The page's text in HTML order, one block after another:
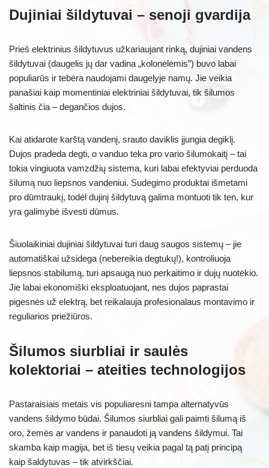
Dujiniai šildytuvai – senoji gvardija
Prieš elektrinius šildytuvus užkariaujant rinką, dujiniai vandens
šildytuvai (daugelis jų dar vadina „kolonėlėmis”) buvo labai
populiarūs ir tebėra naudojami daugelyje namų. Jie veikia
panašiai kaip momentiniai elektriniai šildytuvai, tik šilumos
šaltinis čia – degančios dujos.
Kai atidarote karštą vandenį, srauto daviklis įjungia degiklį.
Dujos pradeda degti, o vanduo teka pro vario šilumokaitį – tai
tokia vingiuota vamzdžių sistema, kuri labai efektyviai perduoda
šilumą nuo liepsnos vandeniui. Sudegimo produktai išmetami
pro dūmtraukį, todėl dujinį šildytuvą galima montuoti tik ten, kur
yra galimybė išvesti dūmus.
Šiuolaikiniai dujiniai šildytuvai turi daug saugos sistemų – jie
automatiškai užsidega (nebereikia degtukų!), kontroliuoja
liepsnos stabilumą, turi apsaugą nuo perkaitimo ir dujų nuotėkio.
Jie labai ekonomiški eksploatuojant, nes dujos paprastai
pigesnės už elektrą, bet reikalauja profesionalaus montavimo ir
reguliarios priežiūros.
Šilumos siurbliai ir saulės
kolektoriai – ateities technologijos
Pastaraisiais metais vis populiaresni tampa alternatyvūs
vandens šildymo būdai. Šilumos siurbliai gali paimti šilumą iš
oro, žemės ar vandens ir panaudoti ją vandens šildymui. Tai
skamba kaip magija, bet iš tiesų veikia pagal tą patį principą
kaip šaldytuvas – tik atvirkščiai.